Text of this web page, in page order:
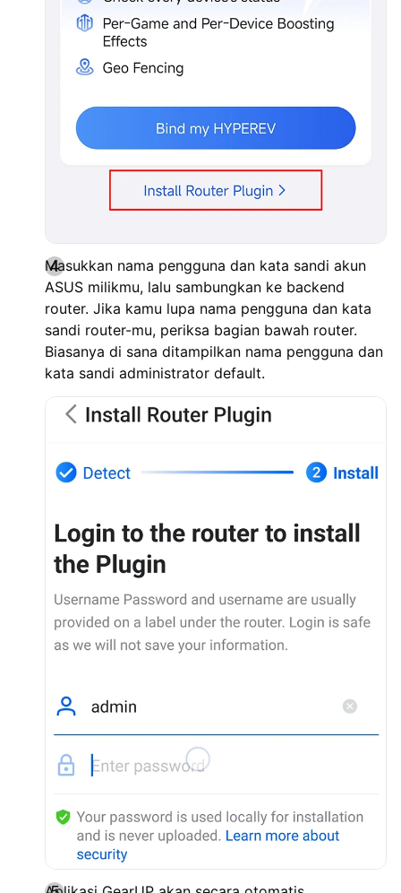
Masukkan nama pengguna dan kata sandi akun
ASUS milikmu, lalu sambungkan ke backend
router. Jika kamu lupa nama pengguna dan kata
sandi router-mu, periksa bagian bawah router.
Biasanya di sana ditampilkan nama pengguna dan
kata sandi administrator default.